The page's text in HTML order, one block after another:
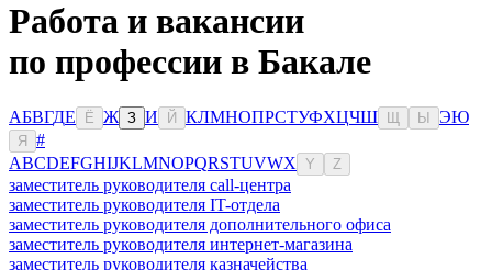
Работа и вакансии
по профессии в Бакале
АБВГДЕ Ё Ж З И Й КЛМНОПРСТУФХЦЧШ Ы ЭЮ
Я
#
ABCDEFGHIJKLMNOPQRSTUVWX Y Z
заместитель руководителя call-центра
заместитель руководителя IT-отдела
заместитель руководителя дополнительного офиса
заместитель руководителя интернет-магазина
заместитель руководителя казначейства